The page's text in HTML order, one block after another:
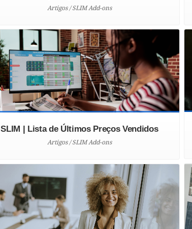
Artigos / SLIM Add-ons
SLIM | Lista de Últimos Preços Vendidos
Artigos / SLIM Add-ons